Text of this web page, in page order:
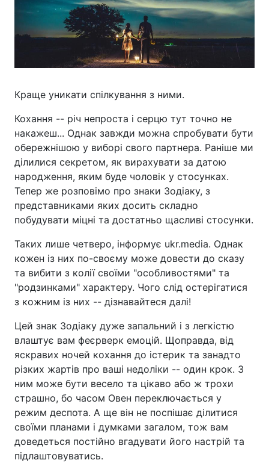
Краще уникати спілкування з ними.
Кохання -- річ непроста і серцю тут точно не
накажеш... Однак завжди можна спробувати бути
обережнішою у виборі свого партнера. Раніше ми
ділилися секретом, як вирахувати за датою
народження, яким буде чоловік у стосунках.
Тепер же розповімо про знаки Зодіаку, з
представниками яких досить складно
побудувати міцні та достатньо щасливі стосунки.
Таких лише четверо, інформує ukr.media. Однак
кожен із них по-своєму може довести до сказу
та вибити з колії своїми "особливостями" та
"родзинками" характеру. Чого слід остерігатися
з кожним із них -- дізнавайтеся далі!
Цей знак Зодіаку дуже запальний і з легкістю
влаштує вам феєрверк емоцій. Щоправда, від
яскравих ночей кохання до істерик та занадто
різких жартів про ваші недоліки -- один крок. З
ним може бути весело та цікаво або ж трохи
страшно, бо часом Овен переключається у
режим деспота. А ще він не поспішає ділитися
своїми планами і думками загалом, тож вам
доведеться постійно вгадувати його настрій та
підлаштовуватись.